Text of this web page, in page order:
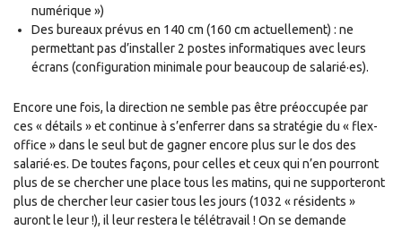
numérique »)
Des bureaux prévus en 140 cm (160 cm actuellement) : ne
permettant pas d’installer 2 postes informatiques avec leurs
écrans (configuration minimale pour beaucoup de salarié·es).
Encore une fois, la direction ne semble pas être préoccupée par
ces « détails » et continue à s’enferrer dans sa stratégie du « flex-
office » dans le seul but de gagner encore plus sur le dos des
salarié·es. De toutes façons, pour celles et ceux qui n’en pourront
plus de se chercher une place tous les matins, qui ne supporteront
plus de chercher leur casier tous les jours (1032 « résidents »
auront le leur !), il leur restera le télétravail ! On se demande